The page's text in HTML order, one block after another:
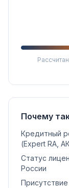
Почему
Кредитный
(Expert RA,
Статус
России